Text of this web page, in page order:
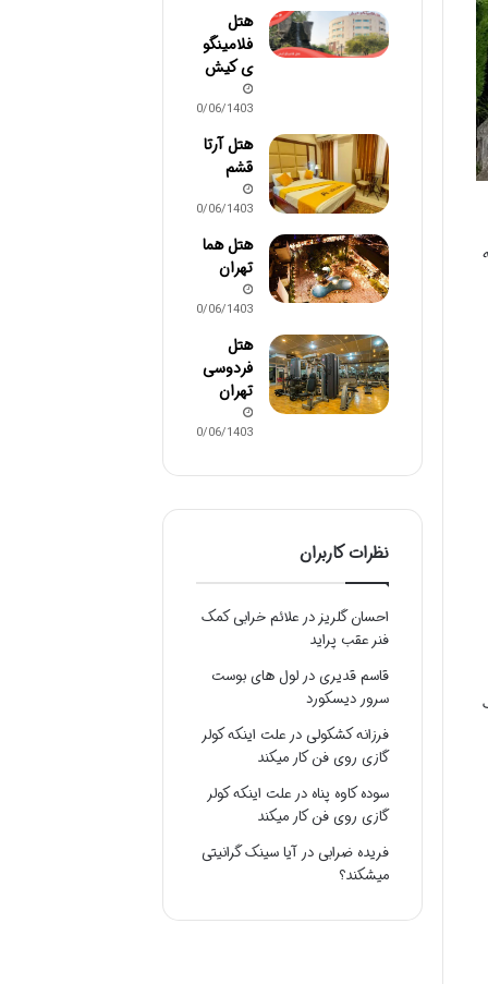
هتل
فلامینگو
ی کیش
30/06/1403
هتل آرتا
قشم
30/06/1403
هتل هما
تهران
30/06/1403
هتل
فردوسی
تهران
30/06/1403
نظرات کاربران
احسان گلریزدر علائم خرابی کمک
فنر عقب پراید
قاسم قدیریدر لول های بوست
سرور دیسکورد
فرزانه کشکولیدر علت اینکه کولر
گازی روی فن کار میکند
سوده کاوه پناه در علت اینکه کولر
گازی روی فن کار میکند
فریده ضرابیدر آیا سینک گرانیتی
میشکند؟